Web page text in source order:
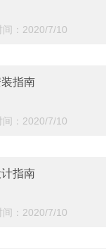
：2020/7/10
指南
：2020/7/10
指南
：2020/7/10